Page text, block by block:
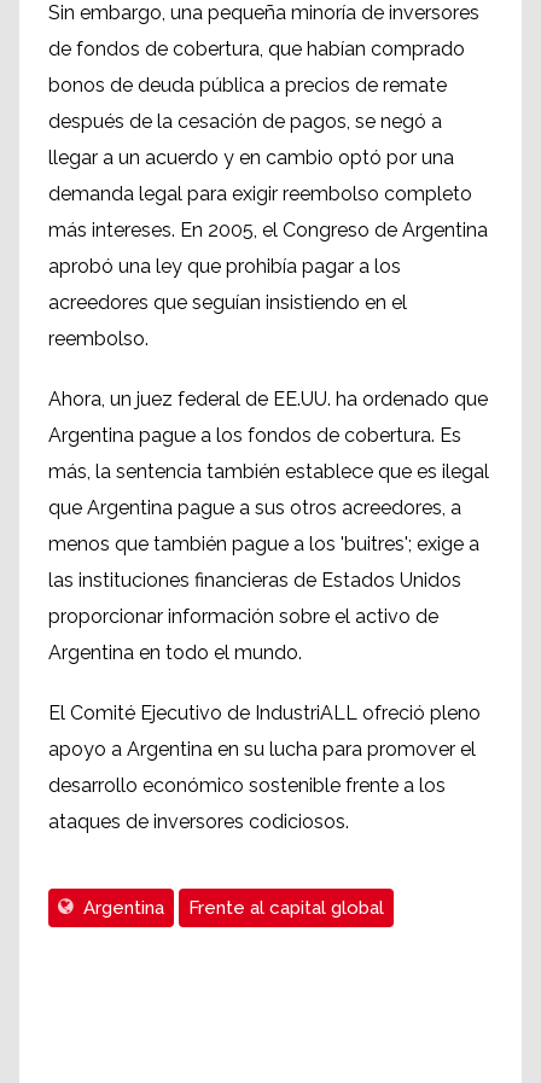
Sin embargo, una pequeña minoría de inversores
de fondos de cobertura, que habían comprado
bonos de deuda pública a precios de remate
después de la cesación de pagos, se negó a
llegar a un acuerdo y en cambio optó por una
demanda legal para exigir reembolso completo
más intereses. En 2005, el Congreso de Argentina
aprobó una ley que prohibía pagar a los
acreedores que seguían insistiendo en el
reembolso.
Ahora, un juez federal de EE.UU. ha ordenado que
Argentina pague a los fondos de cobertura. Es
más, la sentencia también establece que es ilegal
que Argentina pague a sus otros acreedores, a
menos que también pague a los 'buitres'; exige a
las instituciones financieras de Estados Unidos
proporcionar información sobre el activo de
Argentina en todo el mundo.
El Comité Ejecutivo de IndustriALL ofreció pleno
apoyo a Argentina en su lucha para promover el
desarrollo económico sostenible frente a los
ataques de inversores codiciosos.
Argentina Frente al capital global